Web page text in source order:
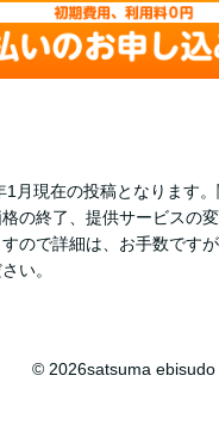
1月現在の投稿となります
の終了、提供サービスの
ので詳細は、お手数です
い。
© 2026satsuma ebisudo